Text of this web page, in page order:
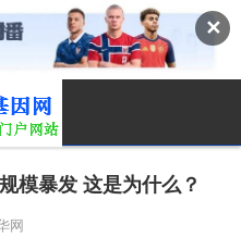
✕
模暴发 这是为什么？
网